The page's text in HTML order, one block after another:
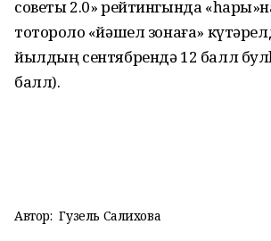
советы 2.0» рейтингында
тотороҡло «йәшел зонаға»
йылдың сентябрендә 12 балл
балл).
Автор: Гузель Салихова